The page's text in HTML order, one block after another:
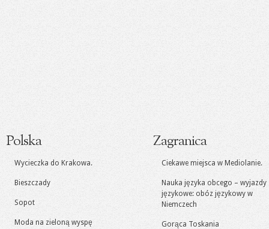
Polska
Wycieczka do Krakowa.
Bieszczady
Sopot
Moda na zieloną wyspę
Zagranica
Ciekawe miejsca w Mediolanie.
Nauka języka obcego – wyjazdy
językowe: obóz językowy w
Niemczech
Gorąca Toskania